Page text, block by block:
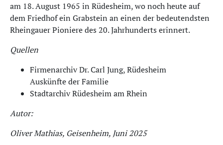
am 18. August 1965 in Rüdesheim, wo noch heute auf
dem Friedhof ein Grabstein an einen der bedeutendsten
Rheingauer Pioniere des 20. Jahrhunderts erinnert.
Quellen
Firmenarchiv Dr. Carl Jung, Rüdesheim
Auskünfte der Familie
Stadtarchiv Rüdesheim am Rhein
Autor:
Oliver Mathias, Geisenheim, Juni 2025